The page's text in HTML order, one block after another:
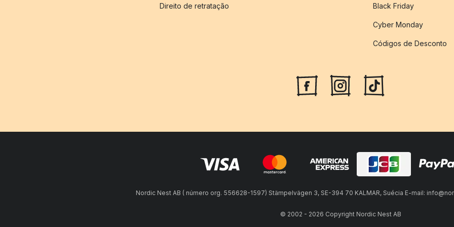
Direito de retratação Black Friday
Cyber Monday
Códigos de Desconto
Nordic Nest AB ( número org. 556628-1597) Stämpelvägen 3, SE-394 70 KALMAR, Suécia E-mail:
© 2002 - 2026 Copyright Nordic Nest AB